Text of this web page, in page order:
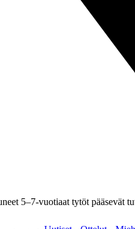
5–7-vuotiaat tytöt